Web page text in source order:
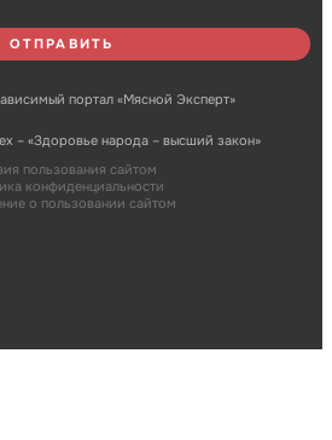
портал «Мясной Эксперт»
– «Здоровье народа – высший закон»
пользования сайтом
конфиденциальности
о пользовании сайтом